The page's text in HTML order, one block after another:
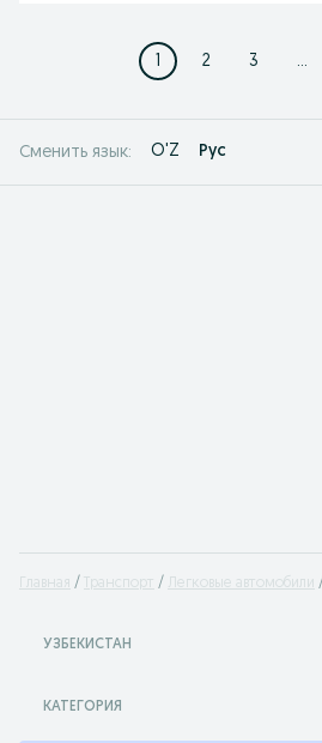
1 2 3 ...
Сменить язык: O'Z Рус
Главная Транспорт Легковые автомобили
УЗБЕКИСТАН
КАТЕГОРИЯ